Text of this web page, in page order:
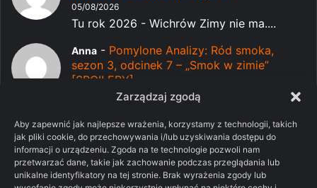
Zarządzaj zgodą
Aby zapewnić jak najlepsze wrażenia, korzystamy z technologii, takich
jak pliki cookie, do przechowywania i/lub uzyskiwania dostępu do
informacji o urządzeniu. Zgoda na te technologie pozwoli nam
przetwarzać dane, takie jak zachowanie podczas przeglądania lub
unikalne identyfikatory na tej stronie. Brak wyrażenia zgody lub
05/08/2026
Tu rok 2026 - Wichrów Zimy nie ma....
Anna - Pomylone Analizy: Ród smoka,
sezon 3, odcinek 7 – „Smok w zimie”
[SPOILERY]
05/08/2026
szalonym królu?...
Bezimienny -Pomylone Analizy: Ród smoka,
sezon 3, odcinek 7 – „Smok w zimie”